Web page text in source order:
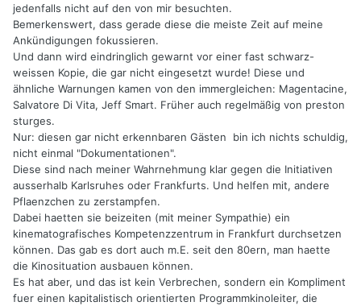
jedenfalls nicht auf den von mir besuchten.
Bemerkenswert, dass gerade diese die meiste Zeit auf meine
Ankündigungen fokussieren.
Und dann wird eindringlich gewarnt vor einer fast schwarz-
weissen Kopie, die gar nicht eingesetzt wurde! Diese und
ähnliche Warnungen kamen von den immergleichen: Magentacine,
Salvatore Di Vita, Jeff Smart. Früher auch regelmäßig von preston
sturges.
Nur: diesen gar nicht erkennbaren Gästen bin ich nichts schuldig,
nicht einmal "Dokumentationen".
Diese sind nach meiner Wahrnehmung klar gegen die Initiativen
ausserhalb Karlsruhes oder Frankfurts. Und helfen mit, andere
Pflaenzchen zu zerstampfen.
Dabei haetten sie beizeiten (mit meiner Sympathie) ein
kinematografisches Kompetenzzentrum in Frankfurt durchsetzen
können. Das gab es dort auch m.E. seit den 80ern, man haette
die Kinosituation ausbauen können.
Es hat aber, und das ist kein Verbrechen, sondern ein Kompliment
fuer einen kapitalistisch orientierten Programmkinoleiter, die